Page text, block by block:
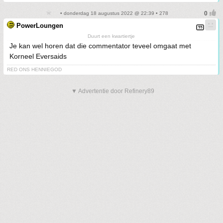
• donderdag 18 augustus 2022 @ 22:39 • 278
PowerLoungen
Duurt een kwartiertje
Je kan wel horen dat die commentator teveel omgaat met
Korneel Eversaids
RED ONS HENNIEGOD
▼ Advertentie door Refinery89